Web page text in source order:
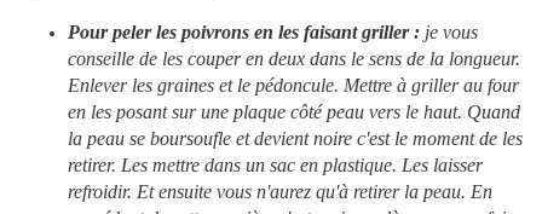
Pour peler les poivrons en les faisant griller : je vous
conseille de les couper en deux dans le sens de la longueur.
Enlever les graines et le pédoncule. Mettre à griller au four
en les posant sur une plaque côté peau vers le haut. Quand
la peau se boursoufle et devient noire c'est le moment de les
retirer. Les mettre dans un sac en plastique. Les laisser
refroidir. Et ensuite vous n'aurez qu'à retirer la peau. En